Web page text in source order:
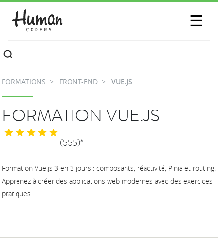
☰
CONTACTEZ-NOUS
FORMATIONS FRONT-END VUE.JS
FORMATION VUE.JS
(555)*
Formation Vue.js 3 en 3 jours : composants, réactivité, Pinia et routing.
Apprenez à créer des applications web modernes avec des exercices
pratiques.